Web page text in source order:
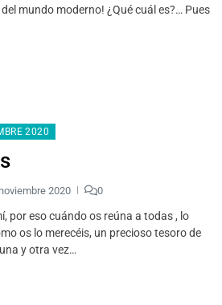
mundo moderno! ¿Qué cuál es?… Pues
2020
2020 0
por eso cuándo os reúna a todas , lo
os lo merecéis, un precioso tesoro de
y otra vez…